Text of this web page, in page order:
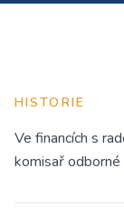
HISTORIE
Ve financích s
komisař